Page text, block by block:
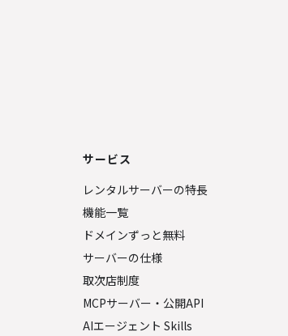
サービス
レンタルサーバーの特長
機能一覧
ドメインずっと無料
サーバーの仕様
取次店制度
MCPサーバー・公開API
AIエージェント Skills